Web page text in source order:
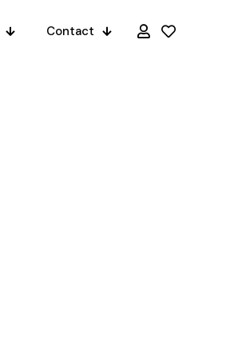
Contact